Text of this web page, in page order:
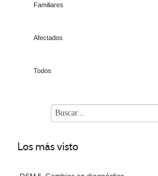
Familiares
Afectados
Todos
Los más visto